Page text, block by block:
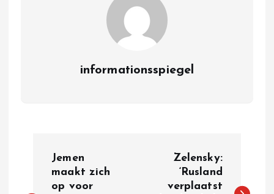
informationsspiegel
Jemen
maakt zich
op voor
Zelensky:
‘Rusland
verplaatst